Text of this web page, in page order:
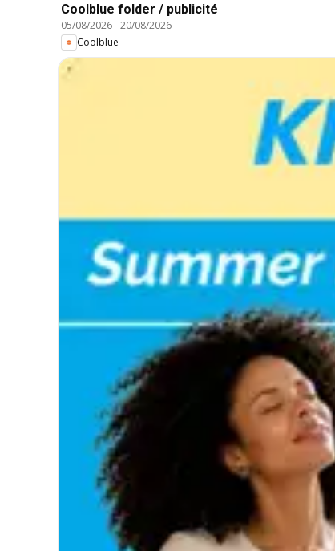
Coolblue folder / publicité
05/08/2026-20/08/2026
Coolblue